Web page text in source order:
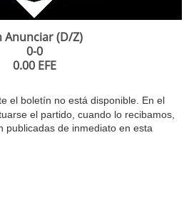
Anunciar (D/Z)
0-0
0.00 EFE
el boletín no está disponible. En el
el partido, cuando lo recibamos,
publicadas de inmediato en esta